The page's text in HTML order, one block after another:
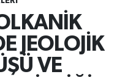
JEOLOJİK
VE